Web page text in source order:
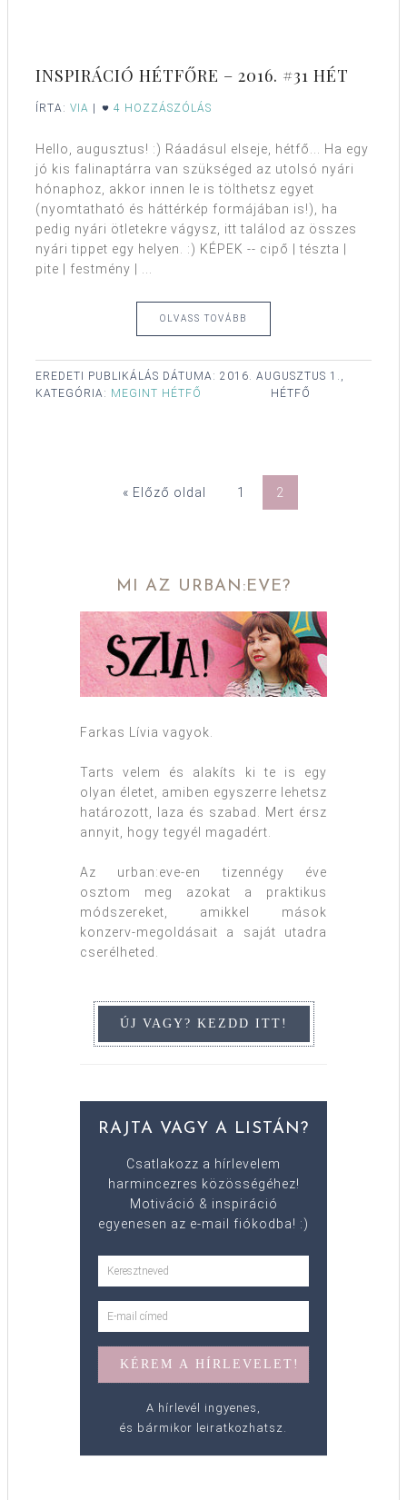
INSPIRÁCIÓ HÉTFŐRE – 2016. #31 HÉT
ÍRTA: VIA 4 HOZZÁSZÓLÁS
Hello, augusztus! :) Ráadásul elseje, hétfő... Ha egy
jó kis falinaptárra van szükséged az utolsó nyári
hónaphoz, akkor innen le is tölthetsz egyet
(nyomtatható és háttérkép formájában is!), ha
pedig nyári ötletekre vágysz, itt találod az összes
nyári tippet egy helyen. :) KÉPEK -- cipő | tészta |
pite | festmény | ...
OLVASS TOVÁBB
EREDETI PUBLIKÁLÁS DÁTUMA: 2016. AUGUSZTUS 1.,
HÉTFŐ
KATEGÓRIA: MEGINT HÉTFŐ
« Előző oldal 1 2
MI AZ URBAN:EVE?
Farkas Lívia vagyok.
Tarts velem és alakíts ki te is egy
olyan életet, amiben egyszerre lehetsz
határozott, laza és szabad. Mert érsz
annyit, hogy tegyél magadért.
Az urban:eve-en tizennégy éve
osztom meg azokat a praktikus
módszereket, amikkel mások
konzerv-megoldásait a saját utadra
cserélheted.
RAJTA VAGY A LISTÁN?
Csatlakozz a hírlevelem
harmincezres közösségéhez!
Motiváció & inspiráció
egyenesen az e-mail fiókodba! :)
A hírlevél ingyenes,
és bármikor leiratkozhatsz.